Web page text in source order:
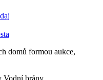
domů formou aukce,
Vodní brány